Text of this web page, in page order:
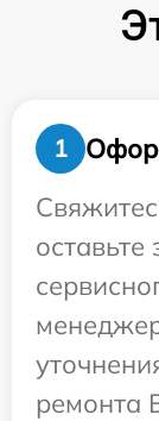
1
оставьте
ремонта